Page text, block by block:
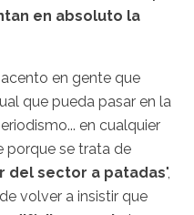
en absoluto la
en gente que
que pueda pasar en la
en cualquier
porque se trata de
del sector a patadas",
volver a insistir que